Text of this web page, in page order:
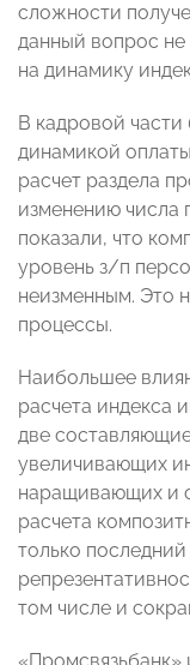
сложности
данный вопрос не
на динамику
В кадровой части
динамикой
расчет раздела
изменению числа
показали, что
уровень з/п
неизменным. Это
процессы.
Наибольшее
расчета индекса
две
увеличивающих
наращивающих и
расчета
только
том числе и